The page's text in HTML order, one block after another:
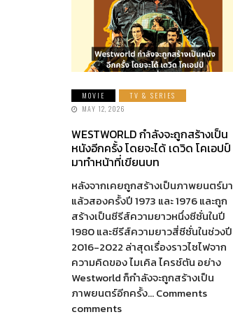
MOVIE
TV & SERIES
MAY 12, 2026
WESTWORLD กำลังจะถูกสร้างเป็น
หนังอีกครั้ง โดยจะได้ เดวิด โคเอปป์
มาทำหน้าที่เขียนบท
หลังจากเคยถูกสร้างเป็นภาพยนตร์มา
แล้วสองครั้งปี 1973 และ 1976 และถูก
สร้างเป็นซีรีส์ความยาวหนึ่งซีซั่นในปี
1980 และซีรีส์ความยาวสี่ซีซั่นในช่วงปี
2016-2022 ล่าสุดเรื่องราวไซไฟจาก
ความคิดของ ไมเคิล ไครช์ตัน อย่าง
Westworld ก็กำลังจะถูกสร้างเป็น
ภาพยนตร์อีกครั้ง… Comments
comments